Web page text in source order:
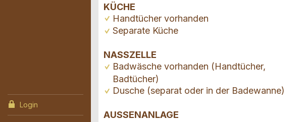
Login
KÜCHE
Handtücher vorhanden
Separate Küche
NASSZELLE
Badwäsche vorhanden (Handtücher,
Badtücher)
Dusche (separat oder in der Badewanne)
AUSSENANLAGE